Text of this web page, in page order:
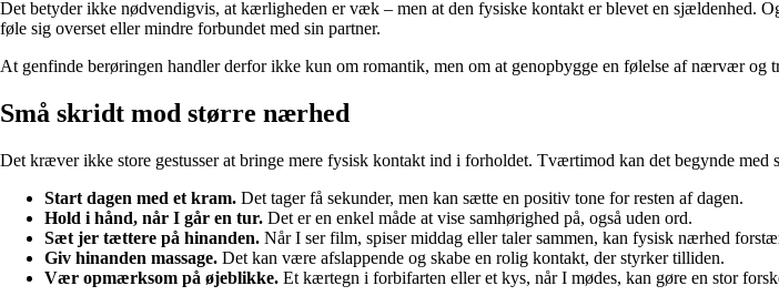
Det betyder ikke nødvendigvis, at kærligheden er væk – men at den fysiske kontakt er blevet en sjældenhed.
føle sig overset eller mindre forbundet med sin partner.
At genfinde berøringen handler derfor ikke kun om romantik, men om at genopbygge en følelse af nærvær og
Små skridt mod større nærhed
Det kræver ikke store gestusser at bringe mere fysisk kontakt ind i forholdet. Tværtimod kan det begynde med
Start dagen med et kram. Det tager få sekunder, men kan sætte en positiv tone for resten af dagen.
Hold i hånd, når I går en tur. Det er en enkel måde at vise samhørighed på, også uden ord.
Sæt jer tættere på hinanden. Når I ser film, spiser middag eller taler sammen, kan fysisk nærhed
Giv hinanden massage. Det kan være afslappende og skabe en rolig kontakt, der styrker tilliden.
Vær opmærksom på øjeblikke. Et kærtegn i forbifarten eller et kys, når I mødes, kan gøre en stor